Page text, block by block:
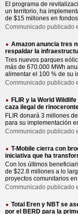
El programa de
un territorio, ha
de $15 millones en
Communicado publicado
Amazon anuncia tres
respaldar la
Tres nuevos parques
más de 670.000 MWh
alimentar el 100 % de su
Communicado publicado
FLIR y la World
caza ilegal de
FLIR donará 3 millones
para su implementación
Communicado publicado
T-Mobile cierra con
iniciativa que ha
Con los últimos
de $22.8 millones a lo
proyectos comunitarios
Communicado publicado
Total Eren y NBT se
por el BERD para la